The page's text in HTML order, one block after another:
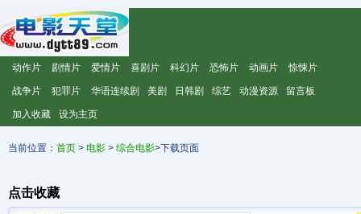
动作片 剧情片 爱情片 喜剧片 科幻片 恐怖片 动画片 惊悚片
战争片 犯罪片 华语连续剧 美剧 日韩剧 综艺 动漫资源 留言板
加入收藏 设为主页
当前位置： 首页 > 电影 > 综合电影>下载页面
点击收藏